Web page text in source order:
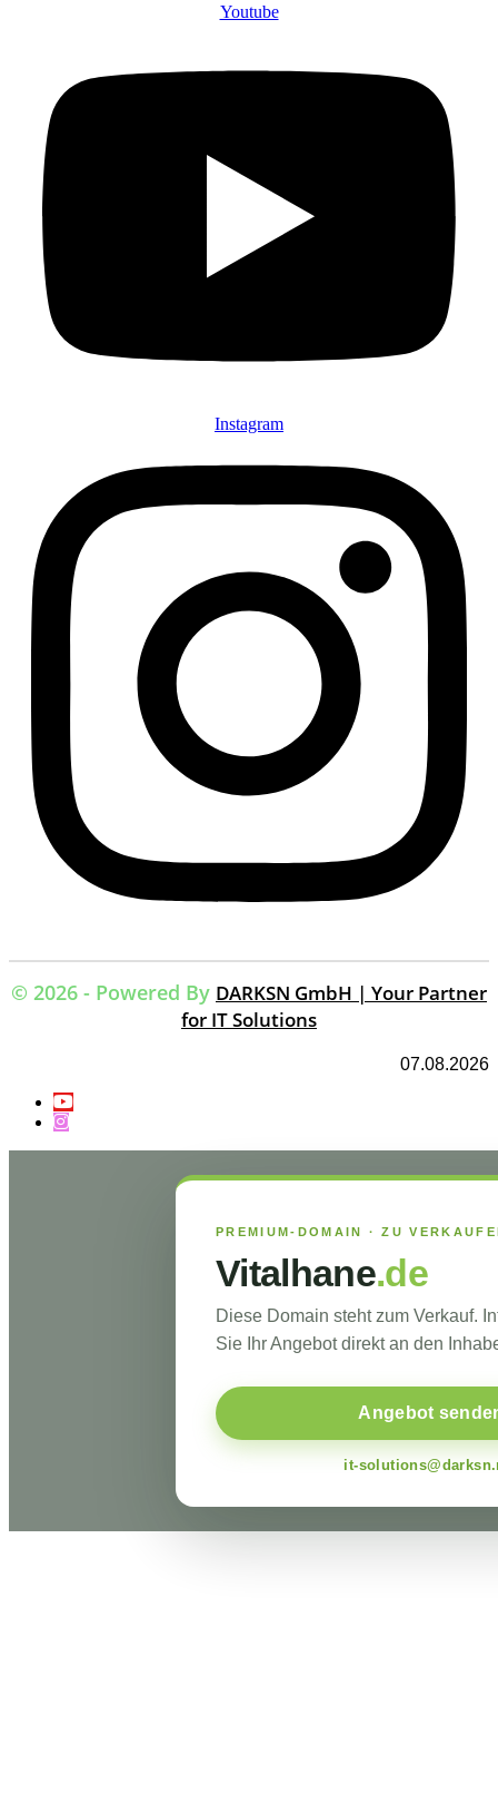
Youtube
Instagram
© 2026 - Powered By DARKSN GmbH | Your Partner
for IT Solutions
07.08.2026
PREMIUM-DOMAIN · ZU
Vitalhane.de
Diese Domain steht zum Verkauf.
Sie Ihr Angebot direkt an den
Angebot
it-